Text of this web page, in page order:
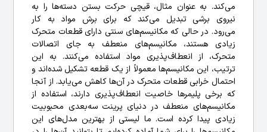
می‌کند. به عنوان مثال، قیچی حرکت بستن دسته‌ها را به
نیروی برشی تبدیل می‌کند که برای برش مواد به کار
می‌رود. در حالی که مکانیسم‌های سنتی دارای قطعات متحرک
زیادی هستند، مکانیسم‌های منعطف به جای اتصالات
متحرک، از انعطاف‌پذیری مواد استفاده می‌کنند. به این
ترتیب، این مکانیسم‌ها معمولاً از یک قطعه تشکیل شده‌اند و
احتمال خرابی قطعات متحرک در آن‌ها کاهش می‌یابد. از آنجا
که برخی پلیمرها خاصیت انعطاف‌پذیری دارند، استفاده از
مکانیسم‌های منعطف در دنیای پرینت سه‌بعدی محبوبیت
زیادی پیدا کرده است. ما لیستی از بهترین مدل‌های این